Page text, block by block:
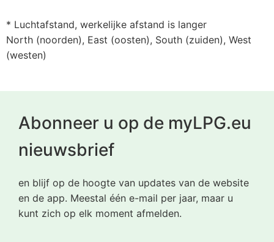
* Luchtafstand, werkelijke afstand is langer
North (noorden), East (oosten), South (zuiden), West
(westen)
Abonneer u op de myLPG.eu
nieuwsbrief
en blijf op de hoogte van updates van de website
en de app. Meestal één e-mail per jaar, maar u
kunt zich op elk moment afmelden.